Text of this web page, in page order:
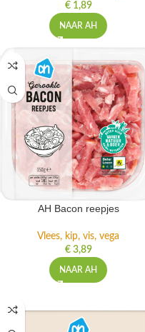
€1,89
NAAR AH
AH Bacon reepjes
Vlees, kip, vis, vega
€3,89
NAAR AH